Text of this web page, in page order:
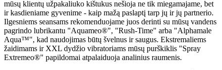
mūsų klientų užpakaliuko kištukus nešioja ne tik miegamajame, bet
ir kasdieniame gyvenime - kaip mažą paslaptį tarp jų ir jų partnerio.
Ilgesniems seansams rekomenduojame juos derinti su mūsų vandens
pagrindo lubrikantu "Aquameo®", "Rush-Time" arba "Alphamale
Aqua™", kad naudojimas būtų švelnus ir saugus. Ekstremaliems
žaidimams ir XXL dydžio vibratoriams mūsų purškiklis "Spray
Extremeo®" papildomai atpalaiduoja analinius raumenis.